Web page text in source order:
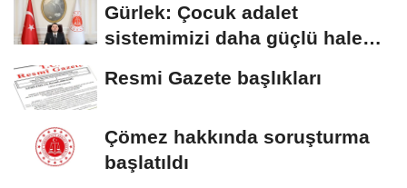
Gürlek: Çocuk adalet
sistemimizi daha güçlü hale
Resmi Gazete başlıkları
Çömez hakkında soruşturma
başlatıldı